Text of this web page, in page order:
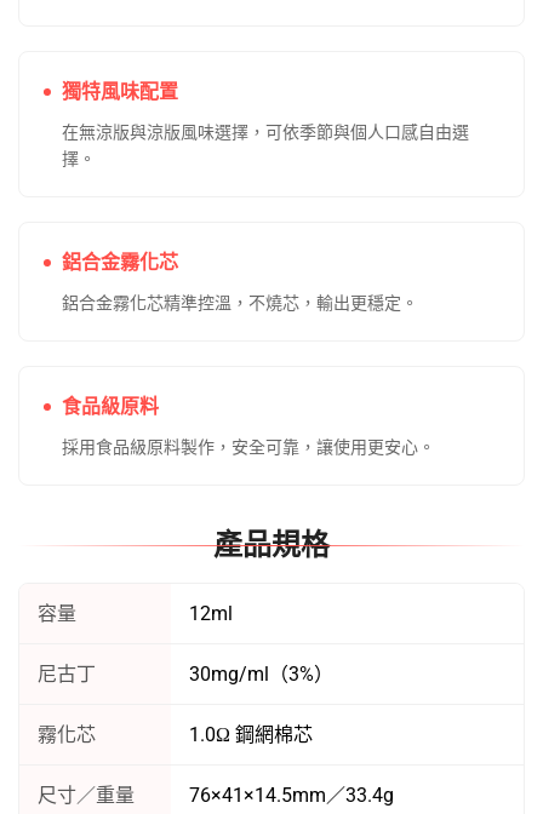
獨特風味配置
在無涼版與涼版風味選擇，可依季節與個人口感自由選
擇。
鋁合金霧化芯
鋁合金霧化芯精準控溫，不燒芯，輸出更穩定。
食品級原料
採用食品級原料製作，安全可靠，讓使用更安心。
產品規格
容量 12ml
尼古丁 30mg/ml（3%）
霧化芯 1.0Ω 鋼網棉芯
尺寸／重量 76×41×14.5mm／33.4g